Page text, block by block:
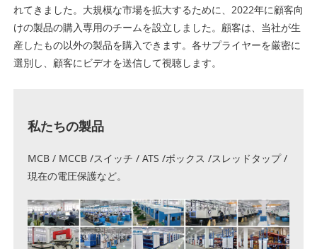
れてきました。大規模な市場を拡大するために、2022年に顧客向
けの製品の購入専用のチームを設立しました。顧客は、当社が生
産したもの以外の製品を購入できます。各サプライヤーを厳密に
選別し、顧客にビデオを送信して視聴します。
私たちの製品
MCB / MCCB /スイッチ / ATS /ボックス /スレッドタップ /
現在の電圧保護など。